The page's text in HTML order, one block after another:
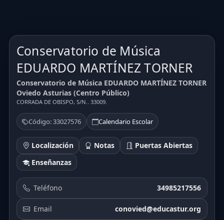
Conservatorio de Música
EDUARDO MARTÍNEZ TORNER
Conservatorio de Música EDUARDO MARTÍNEZ TORNER
Oviedo Asturias (Centro Público)
CORRADA DE OBISPO, S/N.. 33009.
Código: 33027576 Calendario Escolar
Localización Notas
Puertas Abiertas
Enseñanzas
Teléfono 34985217556
Email conovied@educastur.org